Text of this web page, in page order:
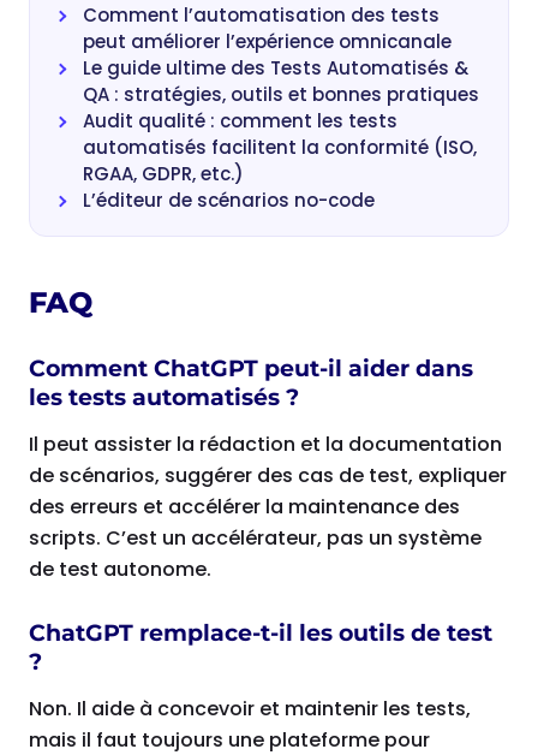
Comment l’automatisation des tests
peut améliorer l’expérience omnicanale
Le guide ultime des Tests Automatisés &
QA : stratégies, outils et bonnes pratiques
Audit qualité : comment les tests
automatisés facilitent la conformité (ISO,
RGAA, GDPR, etc.)
L’éditeur de scénarios no-code
FAQ
Comment ChatGPT peut-il aider dans
les tests automatisés ?
Il peut assister la rédaction et la documentation
de scénarios, suggérer des cas de test, expliquer
des erreurs et accélérer la maintenance des
scripts. C’est un accélérateur, pas un système
de test autonome.
ChatGPT remplace-t-il les outils de test
?
Non. Il aide à concevoir et maintenir les tests,
mais il faut toujours une plateforme pour